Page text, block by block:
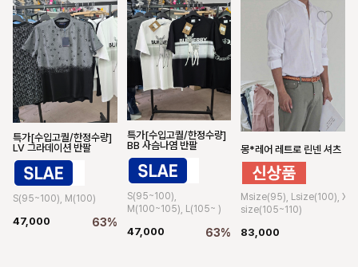
특가[수입고퀄/한정수량]
LV 그라데이션 반팔
S(95~100), M(100)
47,000 63%
특가[수입고퀄/한정수량]
BB 사슴나염 반팔
S(95~100),
M(100~105), L(105~ )
47,000 63%
몽*레어 레트로 린넨 셔츠
Msize(95), Lsize(100), XL
size(105~110)
83,000